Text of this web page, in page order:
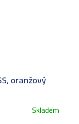
oranžový
Skladem